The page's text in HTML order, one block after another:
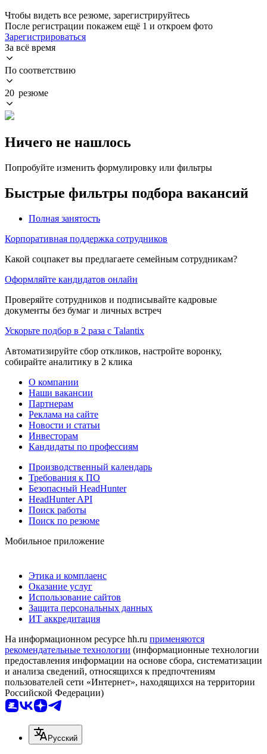
Чтобы видеть все резюме, зарегистрируйтесь
После регистрации покажем ещё 1 и откроем фото
Зарегистрироваться
За всё время
По соответствию
20 резюме
Ничего не нашлось
Попробуйте изменить формулировку или фильтры
Быстрые фильтры подбора вакансий
Полная занятость
Корпоративная поддержка сотрудников
Какой соцпакет вы предлагаете семейным сотрудникам?
Оформляйте кандидатов онлайн
Проверяйте сотрудников и подписывайте кадровые
документы без бумаг и личных встреч
Ускорьте подбор в 2 раза с Talantix
Автоматизируйте сбор откликов, настройте воронку,
собирайте аналитику в 2 клика
О компании
Наши вакансии
Партнерам
Реклама на сайте
Новости и статьи
Инвесторам
Кандидаты по профессиям
Производственный календарь
Требования к ПО
Безопасный HeadHunter
HeadHunter API
Поиск работы
Поиск по резюме
Мобильное приложение
Этика и комплаенс
Оказание услуг
Использование сайтов
Защита персональных данных
ИТ аккредитация
На информационном ресурсе hh.ru применяются
рекомендательные технологии (информационные технологии
предоставления информации на основе сбора, систематизации
и анализа сведений, относящихся к предпочтениям
пользователей сети «Интернет», находящихся на территории
Российской Федерации)
Русский